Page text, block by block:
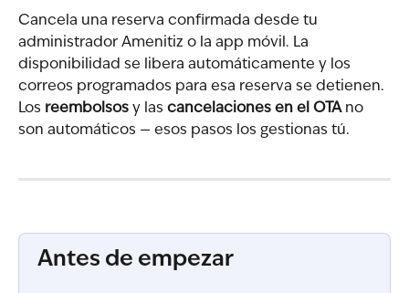
Cancela una reserva confirmada desde tu
administrador Amenitiz o la app móvil. La
disponibilidad se libera automáticamente y los
correos programados para esa reserva se detienen.
Los reembolsos y las cancelaciones en el OTA no
son automáticos — esos pasos los gestionas tú.
Antes de empezar